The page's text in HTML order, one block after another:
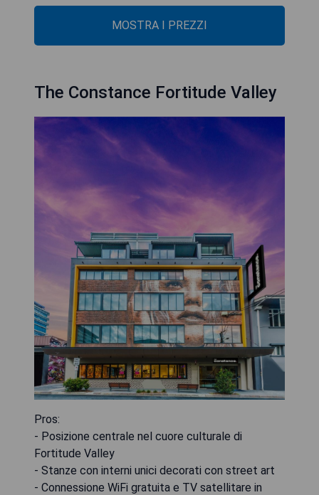
MOSTRA I PREZZI
The Constance Fortitude Valley
Pros:
- Posizione centrale nel cuore culturale di
Fortitude Valley
- Stanze con interni unici decorati con street art
- Connessione WiFi gratuita e TV satellitare in